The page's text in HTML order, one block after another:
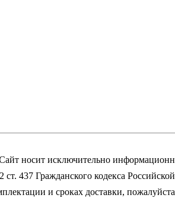
носит исключительно
437 Гражданского кодекса
и сроках доставки,